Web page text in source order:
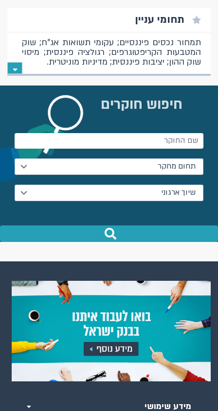
תחומי עניין
תמחור נכסים פיננסיים; עקומי תשואות אג"ח; שוק
המטבעות הקריפטוגרפים; רגולציה פיננסית; מיסוי
שוק ההון; יציבות פיננסית; מדיניות מוניטרית.
חיפוש חוקרים
תחום מחקר
שיוך ארגוני
מידע שימושי